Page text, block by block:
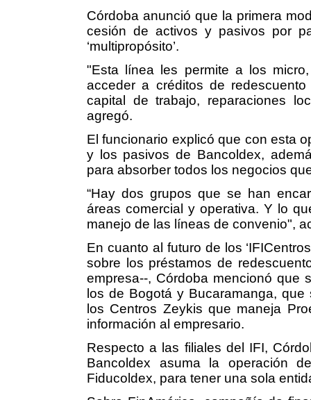
Córdoba anunció que la primera
cesión de activos y pasivos por
‘multipropósito’.
"Esta línea les permite a los
acceder a créditos de
capital de trabajo, reparaciones
agregó.
El funcionario explicó que con esta
y los pasivos de Bancoldex,
para absorber todos los negocios
“Hay dos grupos que se han
áreas comercial y operativa. Y lo
manejo de las líneas de convenio",
En cuanto al futuro de los
sobre los préstamos de
empresa--, Córdoba mencionó que
los de Bogotá y Bucaramanga,
los Centros Zeykis que maneja
información al empresario.
Respecto a las filiales del IFI,
Bancoldex asuma la operación
Fiducoldex, para tener una sola